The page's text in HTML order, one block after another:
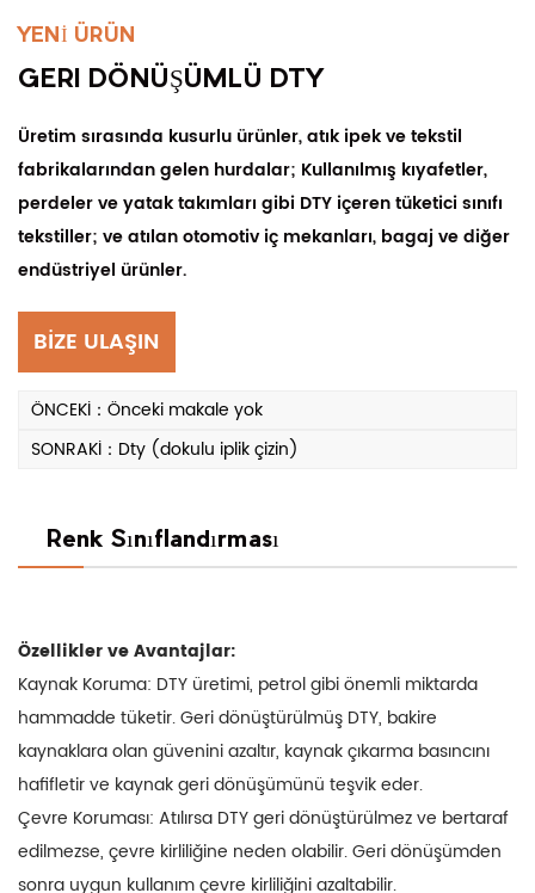
YENİ ÜRÜN
GERI DÖNÜŞÜMLÜ DTY
Üretim sırasında kusurlu ürünler, atık ipek ve tekstil
fabrikalarından gelen hurdalar; Kullanılmış kıyafetler,
perdeler ve yatak takımları gibi DTY içeren tüketici sınıfı
tekstiller; ve atılan otomotiv iç mekanları, bagaj ve diğer
endüstriyel ürünler.
yeniden kullanılabilir, maliyetleri azaltır ve karlılığı artırır.
BİZE ULAŞIN
ÖNCEKİ：Önceki makale yok
SONRAKİ：Dty (dokulu iplik çizin)
Renk Sınıflandırması
Özellikler ve Avantajlar:
Kaynak Koruma: DTY üretimi, petrol gibi önemli miktarda
hammadde tüketir. Geri dönüştürülmüş DTY, bakire
kaynaklara olan güvenini azaltır, kaynak çıkarma basıncını
hafifletir ve kaynak geri dönüşümünü teşvik eder.
Çevre Koruması: Atılırsa DTY geri dönüştürülmez ve bertaraf
edilmezse, çevre kirliliğine neden olabilir. Geri dönüşümden
sonra uygun kullanım çevre kirliliğini azaltabilir.